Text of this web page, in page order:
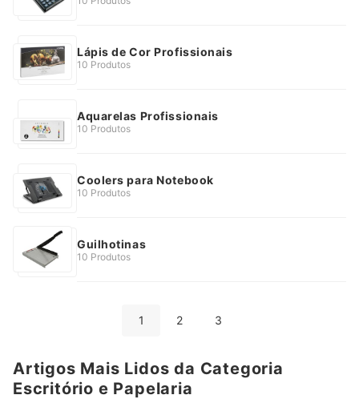
Lápis de Cor Profissionais
10 Produtos
Aquarelas Profissionais
10 Produtos
Coolers para Notebook
10 Produtos
Guilhotinas
10 Produtos
1 2 3
Artigos Mais Lidos da Categoria
Escritório e Papelaria